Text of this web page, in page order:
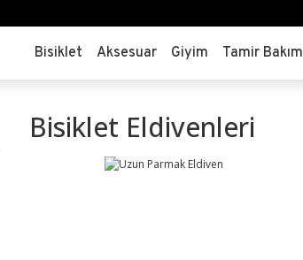
Bisiklet Aksesuar Giyim Tamir Bakım
Bisiklet Eldivenleri